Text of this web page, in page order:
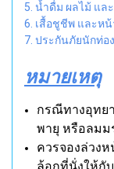
5. น้ำดื่ม ผลไม้ แล
6. เสื้อชูชีพ และหน้
7. ประกันภัยนักท่อ
หมายเหตุ
กรณีทางอุทย
พายุ หรือลมม
ควรจองล่วงห